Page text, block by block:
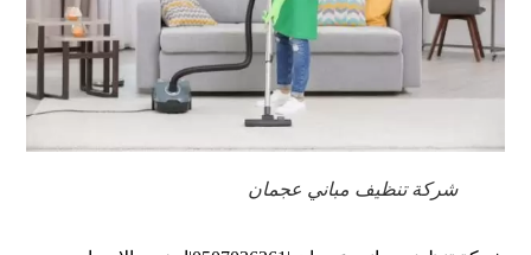
شركة تنظيف مباني عجمان